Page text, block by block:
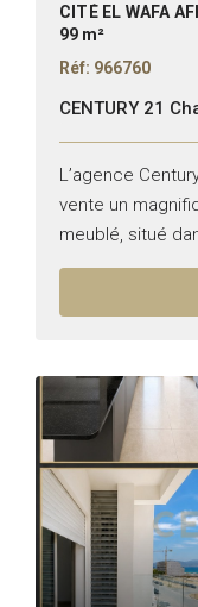
CITÉ EL WAFA
99 m²
Réf: 966760
CENTURY 21
L’agence
vente un
meublé, situé
sécurisée et